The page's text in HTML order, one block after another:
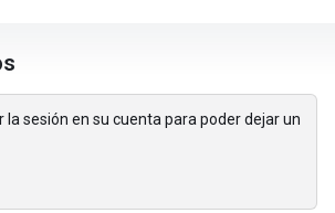
la sesión en su cuenta para poder dejar un